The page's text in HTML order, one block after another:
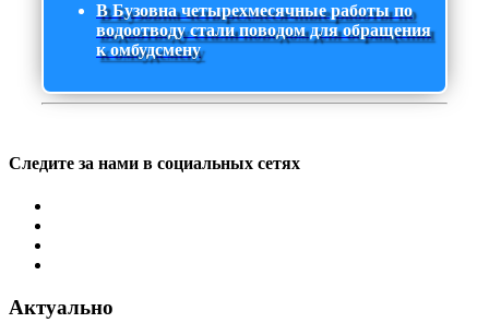
В Бузовна четырехмесячные работы по
водоотводу стали поводом для обращения
к омбудсмену
Следите за нами в социальных сетях
Актуально